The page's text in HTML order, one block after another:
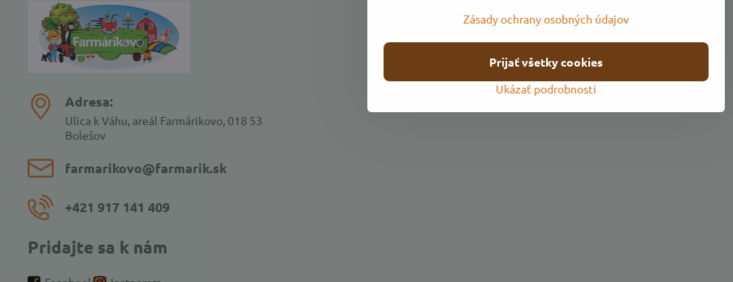
Adresa:
Ulica k Váhu, areál Farmárikovo, 018 53
Bolešov
farmarikovo​@farmarik​.sk
+421 917 141 409
Pridajte sa k nám
Obchodné podmienky
Ochrana osobných údajov
Odstúpenie od zmluvy
Zásady ochrany osobných údajov
Ukázať podrobnosti
Prijať všetky cookies